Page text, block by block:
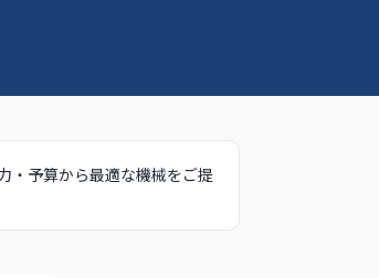
・予算から最適な機械をご提